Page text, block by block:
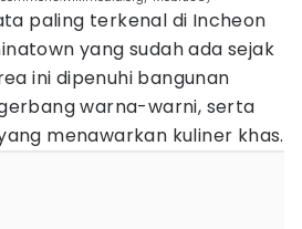
paling terkenal di Incheon
yang sudah ada sejak
ini dipenuhi bangunan
warna-warni, serta
menawarkan kuliner khas.